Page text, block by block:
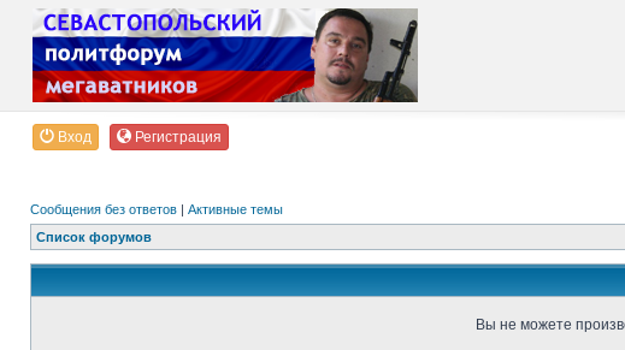
Вход Регистрация
Сообщения без ответов | Активные темы
Список форумов
Вы не можете